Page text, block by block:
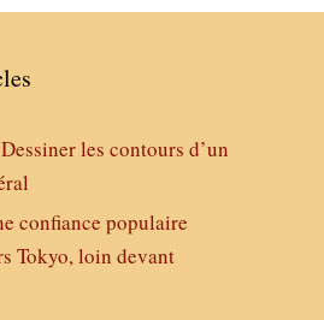
les contours d’un
confiance populaire
Tokyo, loin devant